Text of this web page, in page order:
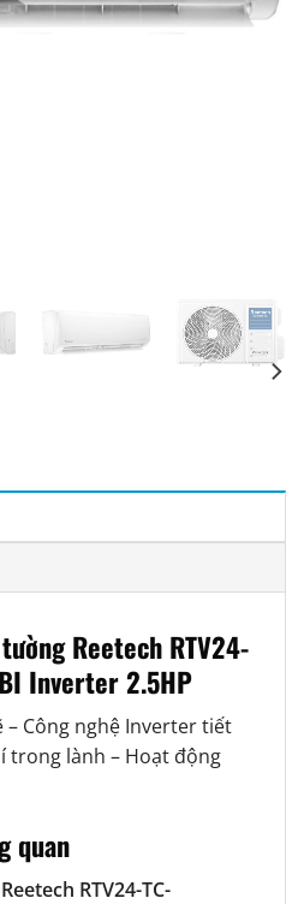
Reetech RTV24-
Inverter 2.5HP
– Công nghệ Inverter tiết
trong lành – Hoạt động
quan
RTV24-TC-